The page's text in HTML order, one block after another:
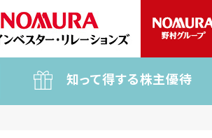
知って得する株主優待